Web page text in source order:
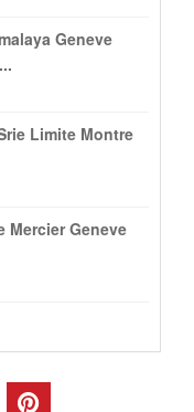
Geneve
Limite Montre
Mercier Geneve